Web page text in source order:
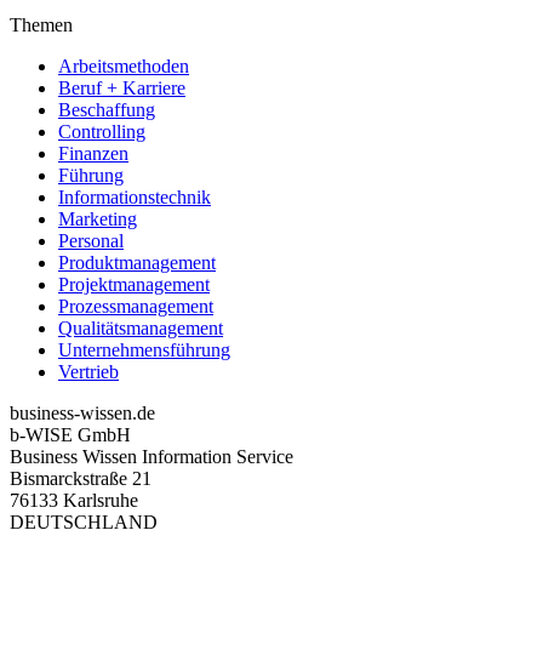
Themen
Arbeitsmethoden
Beruf + Karriere
Beschaffung
Controlling
Finanzen
Führung
Informationstechnik
Marketing
Personal
Produktmanagement
Projektmanagement
Prozessmanagement
Qualitätsmanagement
Unternehmensführung
Vertrieb
business-wissen.de
b-WISE GmbH
Business Wissen Information Service
Bismarckstraße 21
76133 Karlsruhe
DEUTSCHLAND